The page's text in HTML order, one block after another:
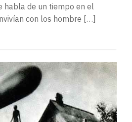
habla de un tiempo en el
con los hombre […]